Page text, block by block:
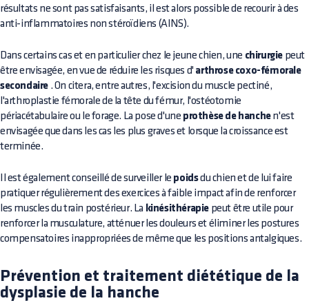
résultats ne sont pas satisfaisants, il est alors possible de recourir à des
anti-inflammatoires non stéroïdiens (AINS).
Dans certains cas et en particulier chez le jeune chien, une chirurgie peut
être envisagée, en vue de réduire les risques d' arthrose coxo-fémorale
secondaire . On citera, entre autres, l'excision du muscle pectiné,
l'arthroplastie fémorale de la tête du fémur, l'ostéotomie
périacétabulaire ou le forage. La pose d'une prothèse de hanchen'est
envisagée que dans les cas les plus graves et lorsque la croissance est
terminée.
Il est également conseillé de surveiller le poidsdu chien et de lui faire
pratiquer régulièrement des exercices à faible impact afin de renforcer
les muscles du train postérieur. La kinésithérapie peut être utile pour
renforcer la musculature, atténuer les douleurs et éliminer les postures
compensatoires inappropriées de même que les positions antalgiques.
Prévention et traitement diététique de la
dysplasie de la hanche